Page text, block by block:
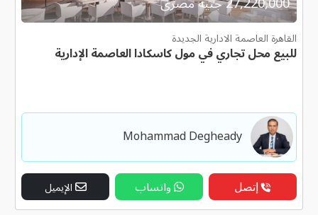
القاهرة العاصمة الادارية الجديدة
للبيع محل تجاري في مول كاسكادا العاصمة الإدارية
Mohammad Degheady
إتصل واتساب الإيميل